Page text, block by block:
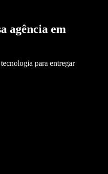
agência em
para entregar